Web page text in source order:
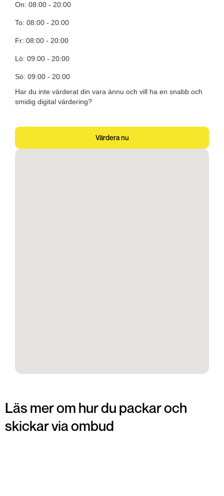
On: 08:00 - 20:00
To: 08:00 - 20:00
Fr: 08:00 - 20:00
Lö: 09:00 - 20:00
Sö: 09:00 - 20:00
Har du inte värderat din vara ännu och vill ha en snabb och
smidig digital värdering?
Värdera nu
Läs mer om hur du packar och
skickar via ombud